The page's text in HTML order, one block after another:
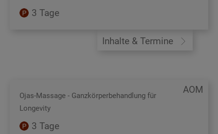
3 Tage
Inhalte & Termine
Ojas-Massage - Ganzkörperbehandlung für
Longevity
3 Tage
AOM